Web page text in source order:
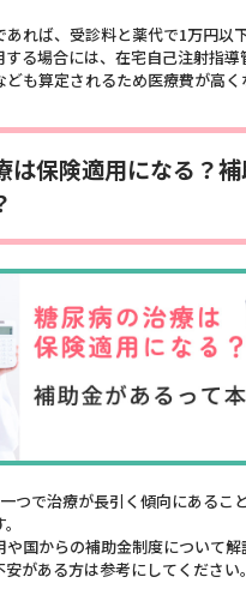
あれば、受診料と薬代で1万円以
する場合には、在宅自己注射指
も算定されるため医療費が高く
は保険適用になる？
つで治療が長引く傾向にあるこ
や国からの補助金制度について
がある方は参考にしてください。